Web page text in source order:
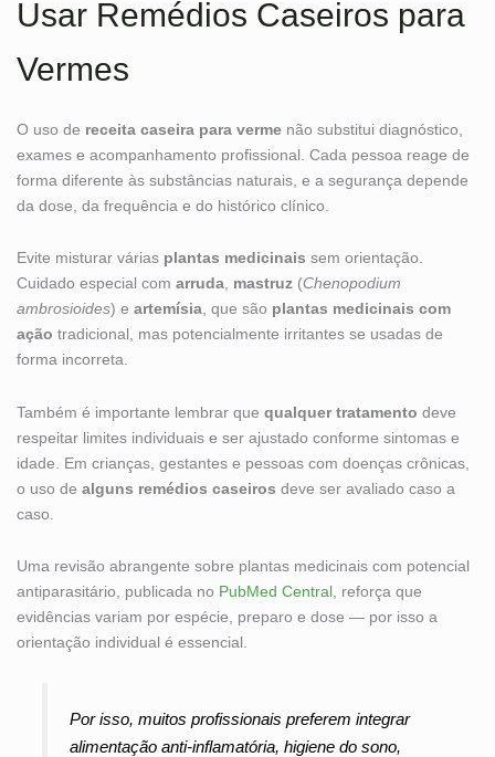
Usar Remédios Caseiros para
Vermes
O uso de receita caseira para verme não substitui diagnóstico,
exames e acompanhamento profissional. Cada pessoa reage de
forma diferente às substâncias naturais, e a segurança depende
da dose, da frequência e do histórico clínico.
Evite misturar várias plantas medicinais sem orientação.
Cuidado especial com arruda, mastruz (Chenopodium
ambrosioides) e artemísia, que são plantas medicinais com
ação tradicional, mas potencialmente irritantes se usadas de
forma incorreta.
Também é importante lembrar que qualquer tratamento deve
respeitar limites individuais e ser ajustado conforme sintomas e
idade. Em crianças, gestantes e pessoas com doenças crônicas,
o uso de alguns remédios caseiros deve ser avaliado caso a
caso.
Uma revisão abrangente sobre plantas medicinais com potencial
antiparasitário, publicada no PubMed Central, reforça que
evidências variam por espécie, preparo e dose — por isso a
orientação individual é essencial.
Por isso, muitos profissionais preferem integrar
alimentação anti-inflamatória, higiene do sono,